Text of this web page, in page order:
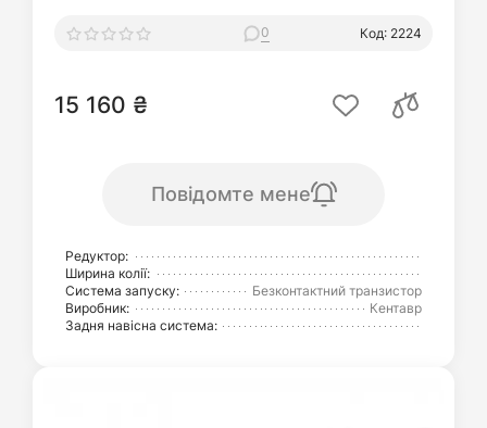
0 Код: 2224
15 160 ₴
Повідомте мене
Редуктор:
Ширина колії:
Система запуску:
Безконтактний транзистор
Виробник:
Кентавр
Задня навісна система: